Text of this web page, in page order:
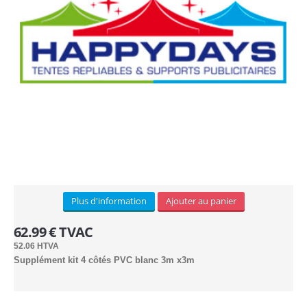
Sur mesure (1)
Bannière pourtour toit (5)
Demi mur imprimé (3)
Barrière publicitaire
Armature (3)
Bâche PVC (6)
Plus d'information Ajouter au panier
62.99 € TVAC
52.06 HTVA
Supplément kit 4 côtés PVC blanc 3m x3m